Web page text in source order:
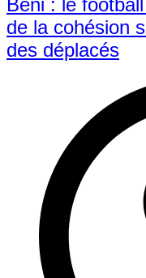
de la cohésion
des déplacés​